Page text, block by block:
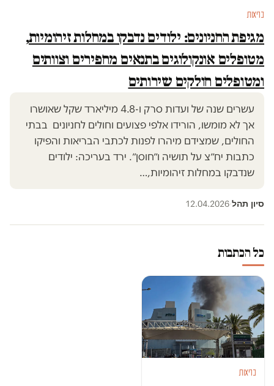
בריאות
מגיפת החניונים: ילודים נדבקו במחלות זיהומיות,
מטופלים אונקולוגים בתנאים מחפירים וצוותים
ומטופלים חולקים שירותים
עשרים שנה של ועדות סרק ו-4.8 מיליארד שקל שאושרו
אך לא מומשו, הורידו אלפי פצועים וחולים לחניונים בבתי
החולים, שמצידם מיהרו לפנות לכתבי הבריאות והפיקו
כתבות יח״צ על תושיה ו״חוסן״. ירד בעריכה: ילודים
שנדבקו במחלות זיהומיות,…
סיון תהל·
12.04.2026
כל הכתבות
בריאות